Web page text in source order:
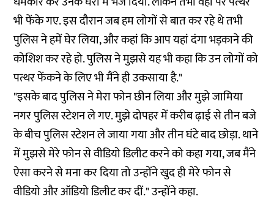
भी फेंके गए. इस दौरान जब हम लोगों से बात कर रहे थे तभी
पुलिस ने हमें घेर लिया, और कहां कि आप यहां दंगा भड़काने की
कोशिश कर रहे हो. पुलिस ने मुझसे यह भी कहा कि उन लोगों को
पत्थर फेंकने के लिए भी मैंने ही उकसाया है."
"इसके बाद पुलिस ने मेरा फोन छीन लिया और मुझे जामिया
नगर पुलिस स्टेशन ले गए. मुझे दोपहर में करीब ढ़ाई से तीन बजे
के बीच पुलिस स्टेशन ले जाया गया और तीन घंटे बाद छोड़ा. थाने
में मुझसे मेरे फोन से वीडियो डिलीट करने को कहा गया, जब मैंने
ऐसा करने से मना कर दिया तो उन्होंने खुद ही मेरे फोन से
वीडियो और ऑडियो डिलीट कर दीं." उन्होंने कहा.